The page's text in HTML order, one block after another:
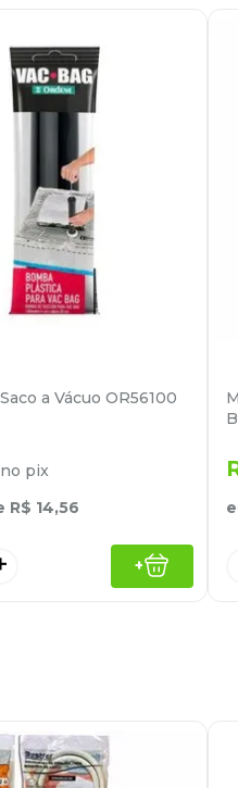
a Vácuo OR56100
no pix
R$ 14,56
+